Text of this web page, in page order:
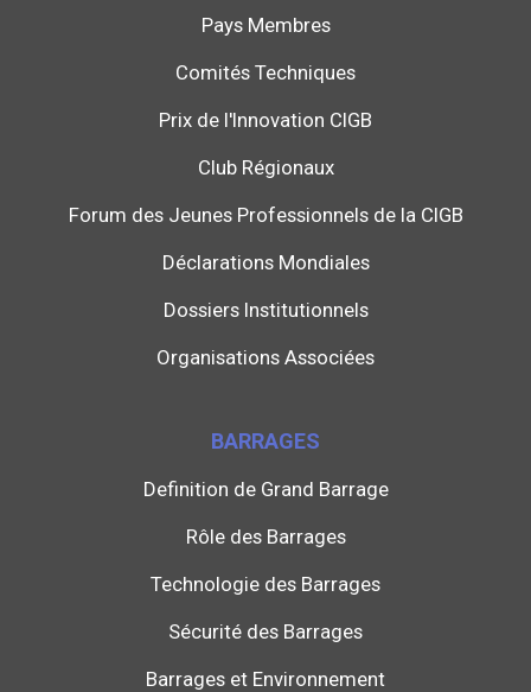
Pays Membres
Comités Techniques
Prix de l'Innovation CIGB
Club Régionaux
Forum des Jeunes Professionnels de la CIGB
Déclarations Mondiales
Dossiers Institutionnels
Organisations Associées
BARRAGES
Definition de Grand Barrage
Rôle des Barrages
Technologie des Barrages
Sécurité des Barrages
Barrages et Environnement